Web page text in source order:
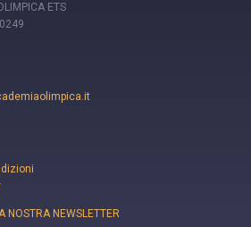
ETS
NOSTRA NEWSLETTER